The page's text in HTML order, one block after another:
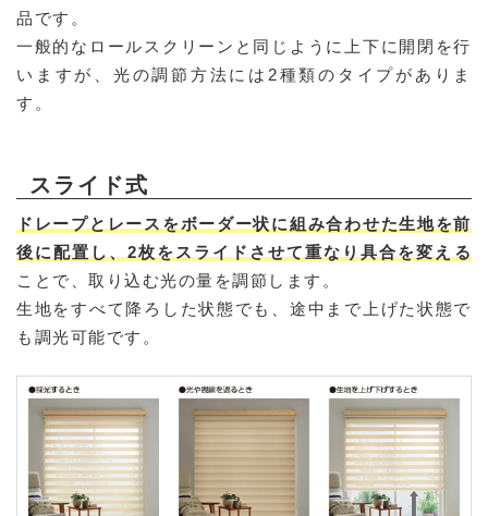
品です。
一般的なロールスクリーンと同じように上下に開閉を行
いますが、光の調節方法には2種類のタイプがありま
す。
スライド式
ドレープとレースをボーダー状に組み合わせた生地を前
後に配置し、2枚をスライドさせて重なり具合を変える
ことで、取り込む光の量を調節します。
生地をすべて降ろした状態でも、途中まで上げた状態で
も調光可能です。